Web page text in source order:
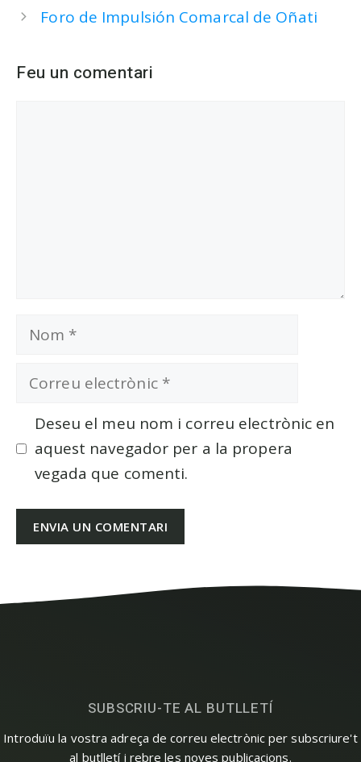
Foro de Impulsión Comarcal de Oñati
Feu un comentari
Nom
Correu
Deseu el meu nom i correu electrònic en
aquest navegador per a la propera
vegada que comenti.
SUBSCRIU-TE AL BUTLLETÍ
Introduïu la vostra adreça de correu electrònic per subscriure't
al butlletí i rebre les noves publicacions.